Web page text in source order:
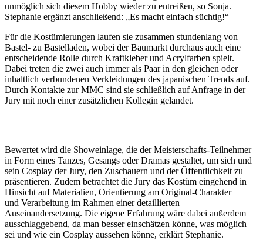
unmöglich sich diesem Hobby wieder zu entreißen, so Sonja.
Stephanie ergänzt anschließend: „Es macht einfach süchtig!“
Für die Kostümierungen laufen sie zusammen stundenlang von
Bastel- zu Bastelladen, wobei der Baumarkt durchaus auch eine
entscheidende Rolle durch Kraftkleber und Acrylfarben spielt.
Dabei treten die zwei auch immer als Paar in den gleichen oder
inhaltlich verbundenen Verkleidungen des japanischen Trends auf.
Durch Kontakte zur MMC sind sie schließlich auf Anfrage in der
Jury mit noch einer zusätzlichen Kollegin gelandet.
Bewertet wird die Showeinlage, die der Meisterschafts-Teilnehmer
in Form eines Tanzes, Gesangs oder Dramas gestaltet, um sich und
sein Cosplay der Jury, den Zuschauern und der Öffentlichkeit zu
präsentieren. Zudem betrachtet die Jury das Kostüm eingehend in
Hinsicht auf Materialien, Orientierung am Original-Charakter
und Verarbeitung im Rahmen einer detaillierten
Auseinandersetzung. Die eigene Erfahrung wäre dabei außerdem
ausschlaggebend, da man besser einschätzen könne, was möglich
sei und wie ein Cosplay aussehen könne, erklärt Stephanie.